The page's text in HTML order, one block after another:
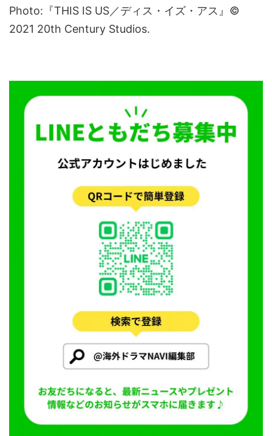
Photo:『THIS IS US／ディス・イズ・アス』©
2021 20th Century Studios.